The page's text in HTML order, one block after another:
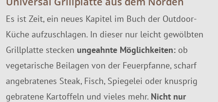
Es ist Zeit, ein neues Kapitel im Buch der Outdoor-
Küche aufzuschlagen. In dieser nur leicht gewölbten
Grillplatte stecken ungeahnte Möglichkeiten: ob
vegetarische Beilagen von der Feuerpfanne, scharf
angebratenes Steak, Fisch, Spiegelei oder knusprig
gebratene Kartoffeln und vieles mehr. Nicht nur